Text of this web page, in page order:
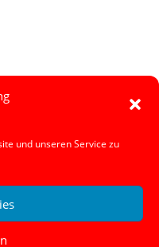
und unseren Service zu